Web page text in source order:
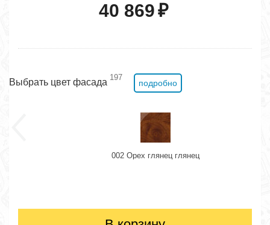
40 869₽
Выбрать цвет фасада 197
подробно
002 Орех глянец глянец